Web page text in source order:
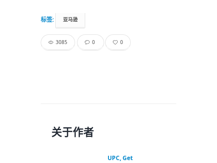
标签: 亚马逊
3085 0 0
关于作者
UPC, Get